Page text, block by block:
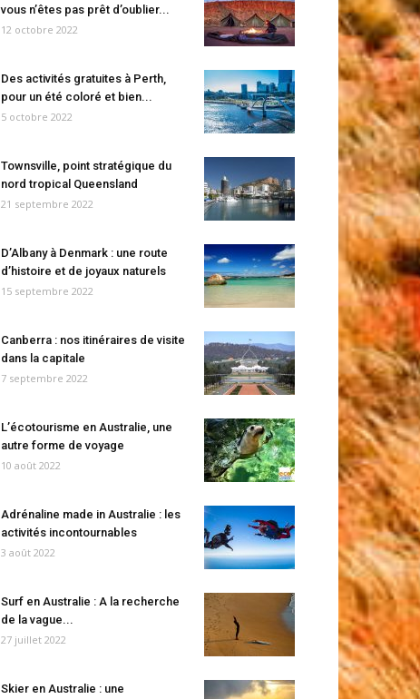
vous n’êtes pas prêt d’oublier...
12 octobre 2022
Des activités gratuites à Perth,
pour un été coloré et bien...
5 octobre 2022
Townsville, point stratégique du
nord tropical Queensland
21 septembre 2022
D’Albany à Denmark : une route
d’histoire et de joyaux naturels
15 septembre 2022
Canberra : nos itinéraires de visite
dans la capitale
7 septembre 2022
L’écotourisme en Australie, une
autre forme de voyage
10 août 2022
Adrénaline made in Australie : les
activités incontournables
3 août 2022
Surf en Australie : A la recherche
de la vague...
27 juillet 2022
Skier en Australie : une